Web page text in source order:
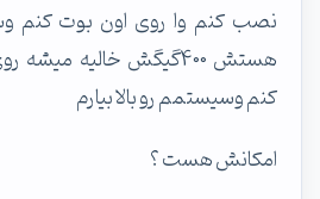
کنم وسیستمم رو بالا بیارم
امکانش هست ؟